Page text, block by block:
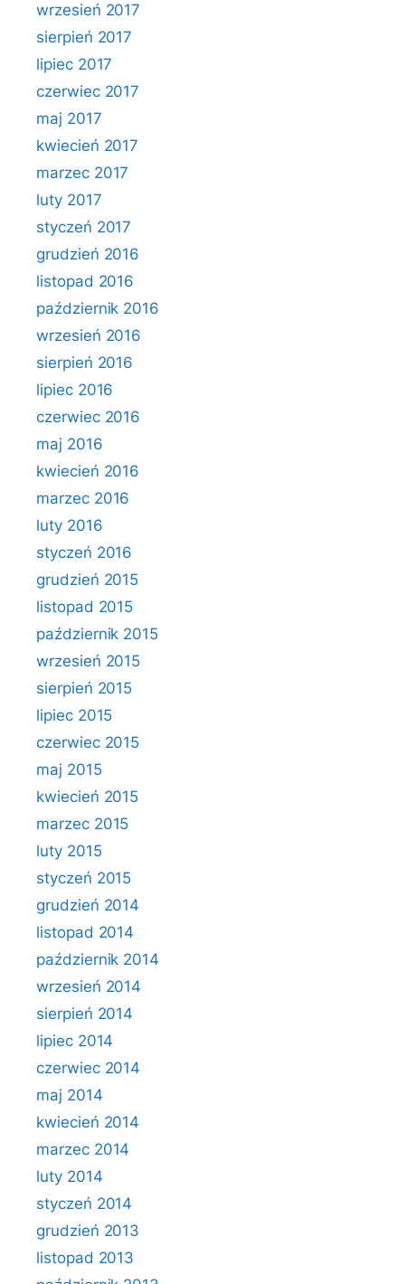
wrzesień 2017
sierpień 2017
lipiec 2017
czerwiec 2017
maj 2017
kwiecień 2017
marzec 2017
luty 2017
styczeń 2017
grudzień 2016
listopad 2016
październik 2016
wrzesień 2016
sierpień 2016
lipiec 2016
czerwiec 2016
maj 2016
kwiecień 2016
marzec 2016
luty 2016
styczeń 2016
grudzień 2015
listopad 2015
październik 2015
wrzesień 2015
sierpień 2015
lipiec 2015
czerwiec 2015
maj 2015
kwiecień 2015
marzec 2015
luty 2015
styczeń 2015
grudzień 2014
listopad 2014
październik 2014
wrzesień 2014
sierpień 2014
lipiec 2014
czerwiec 2014
maj 2014
kwiecień 2014
marzec 2014
luty 2014
styczeń 2014
grudzień 2013
listopad 2013